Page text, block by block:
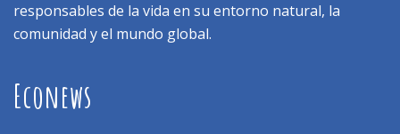
responsables de la vida en su entorno natural, la
comunidad y el mundo global.
Econews